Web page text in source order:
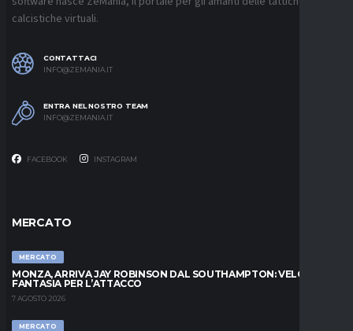
calcistiche virtuali.
CONTATTACI
INFO@ZEMANIA.IT
ENTRA NEL NOSTRO TEAM
INFO@ZEMANIA.IT
FACEBOOK INSTAGRAM
MERCATO
MERCATO
MONZA, ARRIVA JAY ROBINSON DAL SOUTHAMPTON: VELOCITÀ E
FANTASIA PER L’ATTACCO
7 AGOSTO 2026
MERCATO